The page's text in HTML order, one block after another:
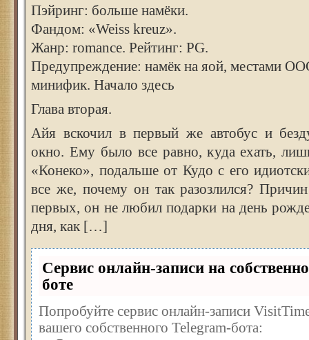
Пэйринг: больше намёки.
Фандом: «Weiss kreuz».
Жанр: romance. Рейтинг: PG.
Предупреждение: намёк на яой, местами
минифик. Начало здесь
Глава вторая.
Айя вскочил в первый же автобус и
окно. Ему было все равно, куда ехать,
«Конеко», подальше от Кудо с его
все же, почему он так разозлился?
первых, он не любил подарки на день
дня, как […]
Сервис онлайн-записи на
боте
Попробуйте сервис онлайн-записи
вашего собственного Telegram-бота: